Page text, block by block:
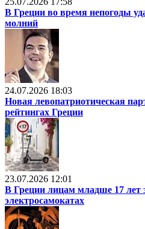
В Греции во время непогоды
молний
24.07.2026 18:03
Новая левопатриотическая
рейтингах Греции
23.07.2026 12:01
В Греции лицам младше 17 лет
электросамокатах